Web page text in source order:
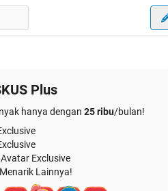
Plus
hanya dengan 25 ribu/bulan!
Exclusive
Lainnya!